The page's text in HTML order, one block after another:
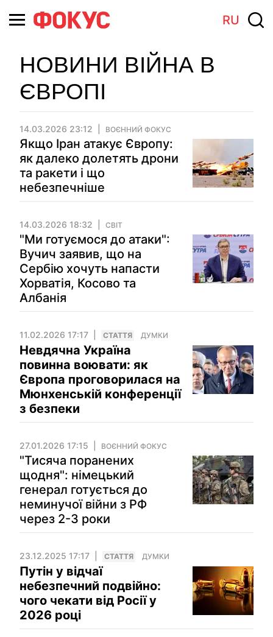
RU
НОВИНИ ВІЙНА В
ЄВРОПІ
14.03.2026 23:12 ВОЄННИЙ ФОКУС
Якщо Іран атакує Європу:
як далеко долетять дрони
та ракети і що
небезпечніше
14.03.2026 18:32 СВІТ
"Ми готуємося до атаки":
Вучич заявив, що на
Сербію хочуть напасти
Хорватія, Косово та
Албанія
11.02.2026 17:17 СТАТТЯ ДУМКИ
Невдячна Україна
повинна воювати: як
Європа проговорилася на
Мюнхенській конференції
з безпеки
27.01.2026 17:15 ВОЄННИЙ ФОКУС
"Тисяча поранених
щодня": німецький
генерал готується до
неминучої війни з РФ
через 2-3 роки
23.12.2025 17:17 СТАТТЯ ДУМКИ
Путін у відчаї
небезпечний подвійно:
чого чекати від Росії у
2026 роцi